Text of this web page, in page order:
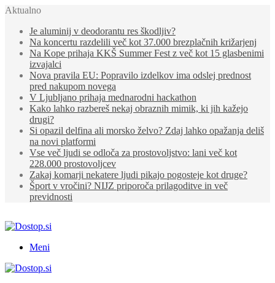
Aktualno
Je aluminij v deodorantu res škodljiv?
Na koncertu razdelili več kot 37.000 brezplačnih križarjenj
Na Kope prihaja KKŠ Summer Fest z več kot 15 glasbenimi
izvajalci
Nova pravila EU: Popravilo izdelkov ima odslej prednost
pred nakupom novega
V Ljubljano prihaja mednarodni hackathon
Kako lahko razbereš nekaj obraznih mimik, ki jih kažejo
drugi?
Si opazil delfina ali morsko želvo? Zdaj lahko opažanja deliš
na novi platformi
Vse več ljudi se odloča za prostovoljstvo: lani več kot
228.000 prostovoljcev
Zakaj komarji nekatere ljudi pikajo pogosteje kot druge?
Šport v vročini? NIJZ priporoča prilagoditve in več
previdnosti
Meni